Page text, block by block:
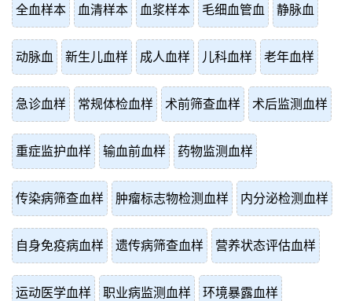
全血样本 血清样本 血浆样本 毛细血管血 静脉血
动脉血 新生儿血样 成人血样 儿科血样 老年血样
急诊血样 常规体检血样 术前筛查血样 术后监测血样
重症监护血样 输血前血样 药物监测血样
传染病筛查血样 肿瘤标志物检测血样 内分泌检测血样
自身免疫病血样 遗传病筛查血样 营养状态评估血样
运动医学血样 职业病监测血样 环境暴露血样